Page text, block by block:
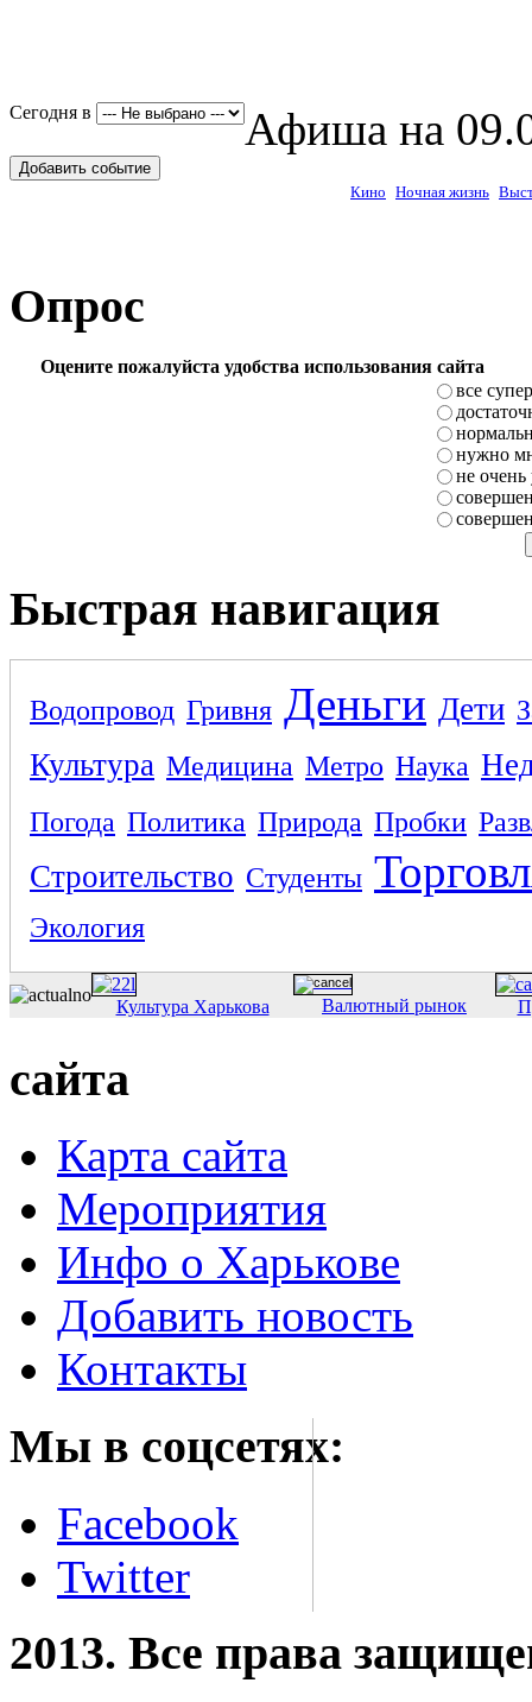
Сегодня в Афиша на
Добавить событие
Кино Ночная жизнь
Опрос
Оцените пожалуйста удобства использования сайта
все супер
нужно
не очень
Быстрая навигация
Водопровод Гривня Деньги Дети
Культура Медицина Метро Наука
Погода Политика Природа Пробки
Строительство Студенты
Экология
Культура Харькова Валютный рынок
сайта
Карта сайта
Мероприятия
Инфо о Харькове
Добавить новость
Контакты
Мы в соцсетях:
Facebook
Twitter
2013. Все права